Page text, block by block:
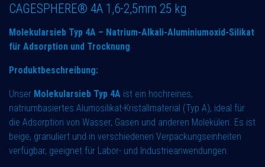
CAGESPHERE® 4A 1,6-2,5mm 25 kg
Molekularsieb Typ 4A – Natrium-Alkali-Aluminiumoxid-Silikat
für Adsorption und Trocknung
Produktbeschreibung:
Unser Molekularsieb Typ 4A ist ein hochreines,
natriumbasiertes Alumosilikat-Kristallmaterial (Typ A), ideal für
die Adsorption von Wasser, Gasen und anderen Molekülen. Es ist
beige, granuliert und in verschiedenen Verpackungseinheiten
verfügbar, geeignet für Labor- und Industrieanwendungen.